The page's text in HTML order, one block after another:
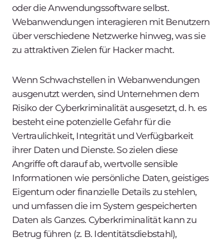
oder die Anwendungssoftware selbst.
Webanwendungen interagieren mit Benutzern
über verschiedene Netzwerke hinweg, was sie
zu attraktiven Zielen für Hacker macht.
Wenn Schwachstellen in Webanwendungen
ausgenutzt werden, sind Unternehmen dem
Risiko der Cyberkriminalität ausgesetzt, d. h. es
besteht eine potenzielle Gefahr für die
Vertraulichkeit, Integrität und Verfügbarkeit
ihrer Daten und Dienste. So zielen diese
Angriffe oft darauf ab, wertvolle sensible
Informationen wie persönliche Daten, geistiges
Eigentum oder finanzielle Details zu stehlen,
und umfassen die im System gespeicherten
Daten als Ganzes. Cyberkriminalität kann zu
Betrug führen (z. B. Identitätsdiebstahl),